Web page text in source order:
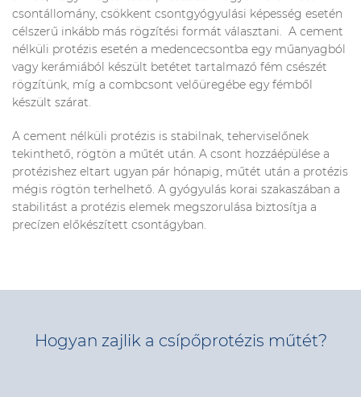
csontállomány, csökkent csontgyógyulási képesség esetén
célszerű inkább más rögzítési formát választani. A cement
nélküli protézis esetén a medencecsontba egy műanyagból
vagy kerámiából készült betétet tartalmazó fém csészét
rögzítünk, míg a combcsont velőüregébe egy fémből
készült szárat.
A cement nélküli protézis is stabilnak, teherviselőnek
tekinthető, rögtön a műtét után. A csont hozzáépülése a
protézishez eltart ugyan pár hónapig, műtét után a protézis
mégis rögtön terhelhető. A gyógyulás korai szakaszában a
stabilitást a protézis elemek megszorulása biztosítja a
precízen előkészített csontágyban.
Hogyan zajlik a csípőprotézis műtét?